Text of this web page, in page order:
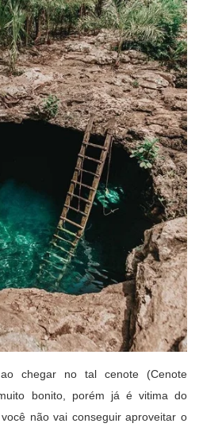
chegar no tal cenote (Cenote
bonito, porém já é vitima do
não vai conseguir aproveitar o